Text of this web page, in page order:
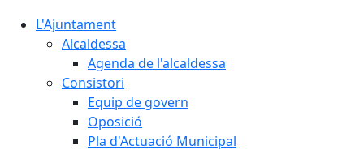
L'Ajuntament
Alcaldessa
Agenda de l'alcaldessa
Consistori
Equip de govern
Oposició
Pla d'Actuació Municipal